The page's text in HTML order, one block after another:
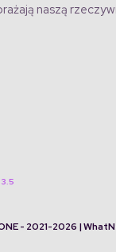
naszą
- 2021-2026 |